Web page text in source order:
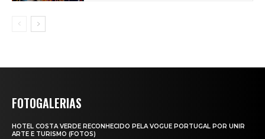
FOTOGALERIAS
HOTEL COSTA VERDE RECONHECIDO PELA VOGUE PORTUGAL POR UNIR
ARTE E TURISMO (FOTOS)